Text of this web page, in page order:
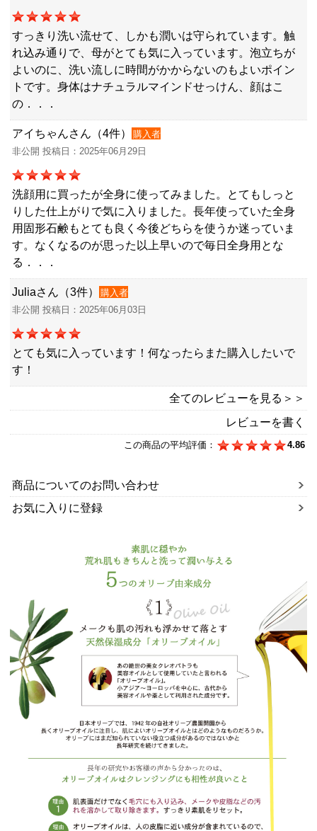
すっきり洗い流せて、しかも潤いは守られています。触
れ込み通りで、母がとても気に入っています。泡立ちが
よいのに、洗い流しに時間がかからないのもよいポイン
トです。身体はナチュラルマインドせっけん、顔はこ
の．．．
アイちゃんさん（4件）
購入者
非公開 投稿日：2025年06月29日
洗顔用に買ったが全身に使ってみました。とてもしっと
りした仕上がりで気に入りました。長年使っていた全身
用固形石鹸もとても良く今後どちらを使うか迷っていま
す。なくなるのが思った以上早いので毎日全身用とな
る．．．
Juliaさん（3件）
購入者
非公開 投稿日：2025年06月03日
とても気に入っています！何なったらまた購入したいで
す！
全てのレビューを見る＞＞
レビューを書く
この商品の平均評価： 4.86
商品についてのお問い合わせ
お気に入りに登録